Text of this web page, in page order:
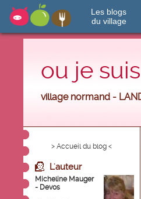
Les blogs
du village
ou je
village normand -
> Accueil du blog <
L'auteur
Micheline Mauger
- Devos